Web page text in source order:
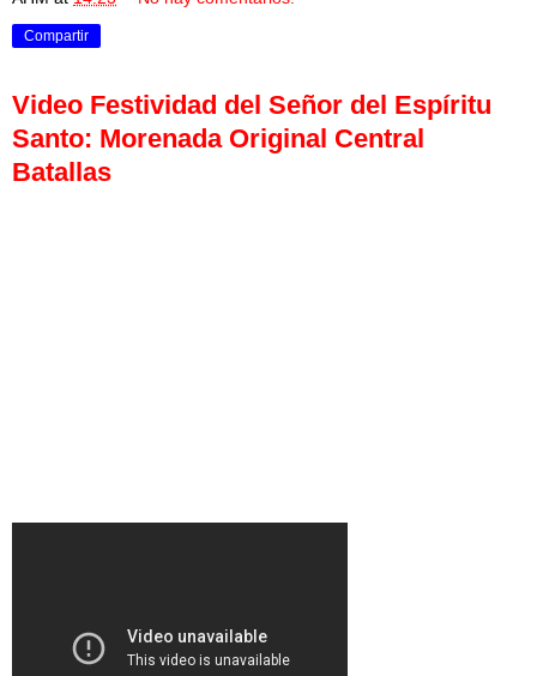
Compartir
Video Festividad del Señor del Espíritu
Santo: Morenada Original Central
Batallas